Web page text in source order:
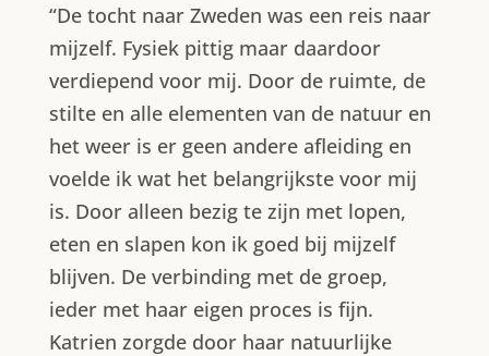
“De tocht naar Zweden was een reis naar
mijzelf. Fysiek pittig maar daardoor
verdiepend voor mij. Door de ruimte, de
stilte en alle elementen van de natuur en
het weer is er geen andere afleiding en
voelde ik wat het belangrijkste voor mij
is. Door alleen bezig te zijn met lopen,
eten en slapen kon ik goed bij mijzelf
blijven. De verbinding met de groep,
ieder met haar eigen proces is fijn.
Katrien zorgde door haar natuurlijke